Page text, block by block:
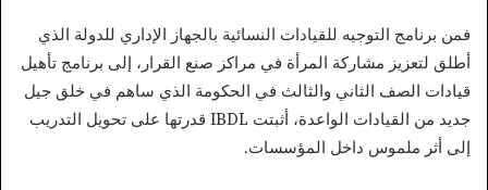
فمن برنامج التوجيه للقيادات النسائية بالجهاز الإداري للدولة الذي
أطلق لتعزيز مشاركة المرأة في مراكز صنع القرار، إلى برنامج تأهيل
قيادات الصف الثاني والثالث في الحكومة الذي ساهم في خلق جيل
جديد من القيادات الواعدة، أثبتت IBDL قدرتها على تحويل التدريب
إلى أثر ملموس داخل المؤسسات.